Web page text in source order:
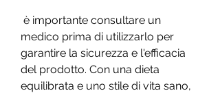
medico prima di utilizzarlo per
garantire la sicurezza e l'efficacia
del prodotto. Con una dieta
equilibrata e uno stile di vita sano,